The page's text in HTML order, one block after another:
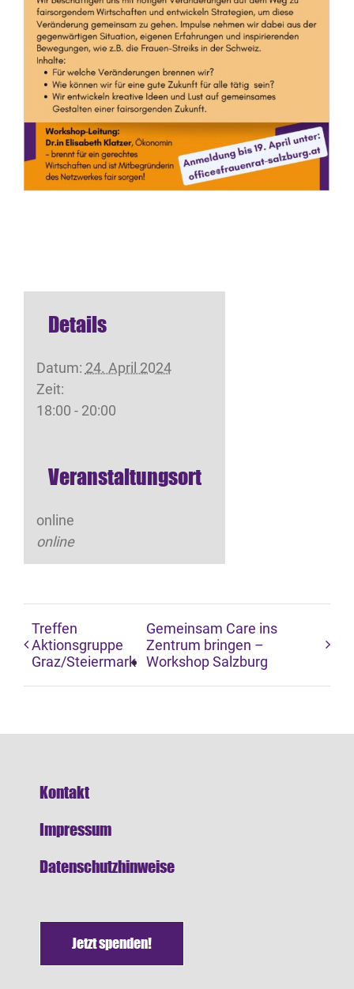
Details
Datum: 24. April 2024
Zeit:
18:00 - 20:00
Veranstaltungsort
online
online
Treffen
Aktionsgruppe
Graz/Steiermark
Gemeinsam Care ins
Zentrum bringen –
Workshop Salzburg
Kontakt
Impressum
Datenschutzhinweise
Jetzt spenden!